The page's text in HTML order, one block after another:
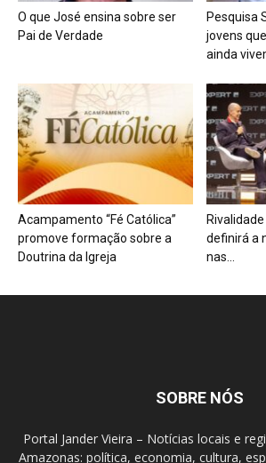
O que José ensina sobre ser
Pai de Verdade
Pesquisa
jovens
ainda
Acampamento “Fé Católica”
promove formação sobre a
Doutrina da Igreja
definirá a
nas...
SOBRE NÓS
Portal Jander Vieira – Notícias locais e
Amazonas: política, economia, cultura,